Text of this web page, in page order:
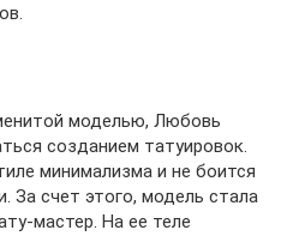
моделью, Любовь
созданием татуировок.
минимализма и не боится
За счет этого, модель стала
мастер. На ее теле